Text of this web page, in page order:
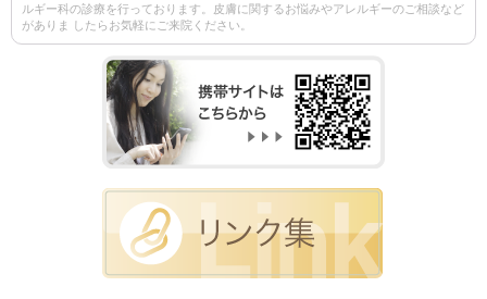
ルギー科の診療を行っております。皮膚に関するお悩みやアレルギーのご相談など
がありま したらお気軽にご来院ください。